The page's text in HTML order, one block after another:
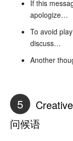
If this
apologize…
To avoid
discuss…
Another
5
问候语